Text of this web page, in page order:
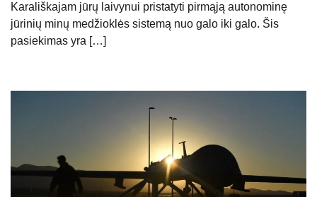
Karališkajam jūrų laivynui pristatyti pirmąją autonominę
jūrinių minų medžioklės sistemą nuo galo iki galo. Šis
pasiekimas yra […]